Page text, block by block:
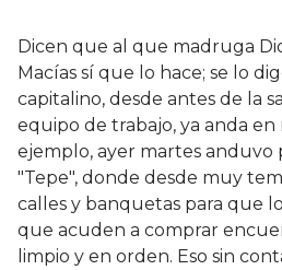
Dicen que al que madruga
Macías sí que lo hace; se lo
capitalino, desde antes de la
equipo de trabajo, ya anda
ejemplo, ayer martes anduvo
"Tepe", donde desde muy
calles y banquetas para que
que acuden a comprar
limpio y en orden. Eso sin